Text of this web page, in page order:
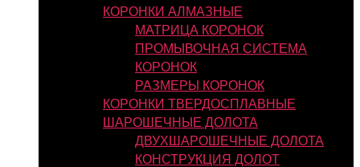
КОРОНКИ АЛМАЗНЫЕ
МАТРИЦА КОРОНОК
ПРОМЫВОЧНАЯ СИСТЕМА
КОРОНОК
РАЗМЕРЫ КОРОНОК
КОРОНКИ ТВЕРДОСПЛАВНЫЕ
ШАРОШЕЧНЫЕ ДОЛОТА
ДВУХШАРОШЕЧНЫЕ ДОЛОТА
КОНСТРУКЦИЯ ДОЛОТ